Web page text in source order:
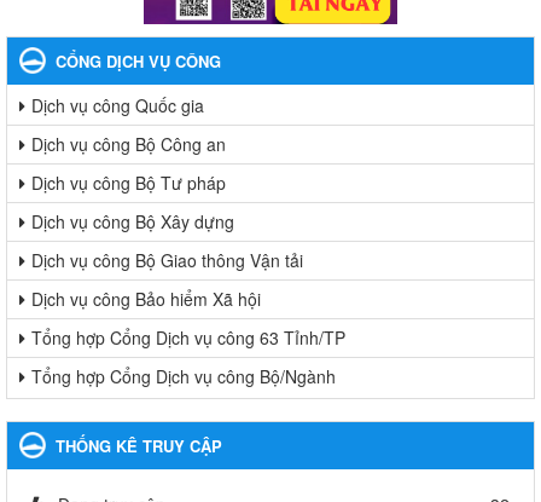
CỔNG DỊCH VỤ CÔNG
Dịch vụ công Quốc gia
Dịch vụ công Bộ Công an
Dịch vụ công Bộ Tư pháp
Dịch vụ công Bộ Xây dựng
Dịch vụ công Bộ Giao thông Vận tải
Dịch vụ công Bảo hiểm Xã hội
Tổng hợp Cổng Dịch vụ công 63 Tỉnh/TP
Tổng hợp Cổng Dịch vụ công Bộ/Ngành
THỐNG KÊ TRUY CẬP